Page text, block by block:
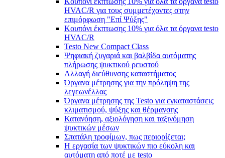
HVAC/R για τους συμμετέχοντες στην
επιμόρφωση "Επί Ψύξης"
Κουπόνι έκπτωσης 10% για όλα τα όργανα testo
HVAC/R
Testo New Compact Class
Ψηφιακή ζυγαριά και βαλβίδα αυτόματης
πλήρωσης ψυκτικού ρευστού
Αλλαγή διεύθυνσης καταστήματος
Όργανα μέτρησης για την πρόληψη της
λεγεωνέλλας
Όργανα μέτρησης της Testo για εγκαταστάσεις
κλιματισμού, ψύξης και θέρμανσης
Κατανόηση, αξιολόγηση και ταξινόμηση
ψυκτικών μέσων
Σπατάλη τροφίμων, πως περιορίζεται;
Η εργασία των ψυκτικών πιο εύκολη και
αυτόματη από ποτέ με testo